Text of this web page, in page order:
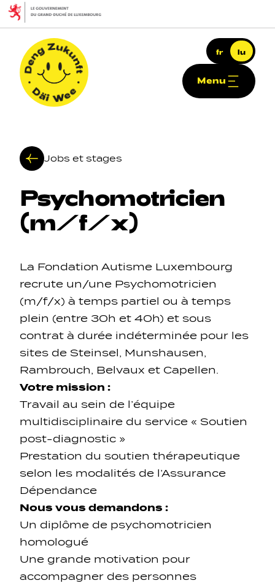
Skip to main content
fr lu
Menu
Haapt-Navigatioun
Navigation secondarie
Navigation pied de page
Jobs et stages
Psychomotricien
(m/f/x)
La Fondation Autisme Luxembourg
recrute un/une Psychomotricien
(m/f/x) à temps partiel ou à temps
plein (entre 30h et 40h) et sous
contrat à durée indéterminée pour les
sites de Steinsel, Munshausen,
Rambrouch, Belvaux et Capellen.
Votre mission :
Travail au sein de l’équipe
multidisciplinaire du service « Soutien
post-diagnostic »
Prestation du soutien thérapeutique
selon les modalités de l’Assurance
Dépendance
Nous vous demandons :
Un diplôme de psychomotricien
homologué
Une grande motivation pour
accompagner des personnes